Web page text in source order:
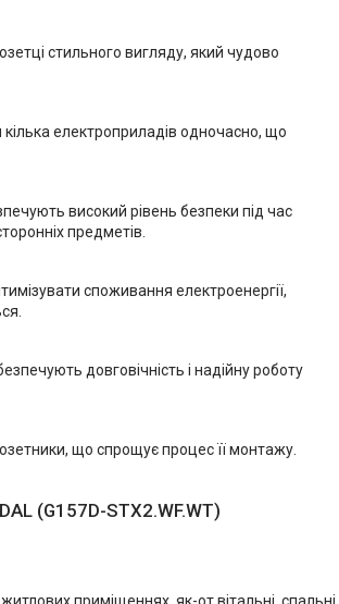
стильного вигляду, який чудово
електроприладів одночасно, що
високий рівень безпеки під час
предметів.
споживання електроенергії,
довговічність і надійну роботу
що спрощує процес її монтажу.
(G157D-STX2.WF.WT)